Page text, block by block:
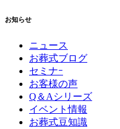
お知らせ
ニュース
お葬式ブログ
セミナｰ
お客様の声
Q＆Aシリーズ
イベント情報
お葬式豆知識